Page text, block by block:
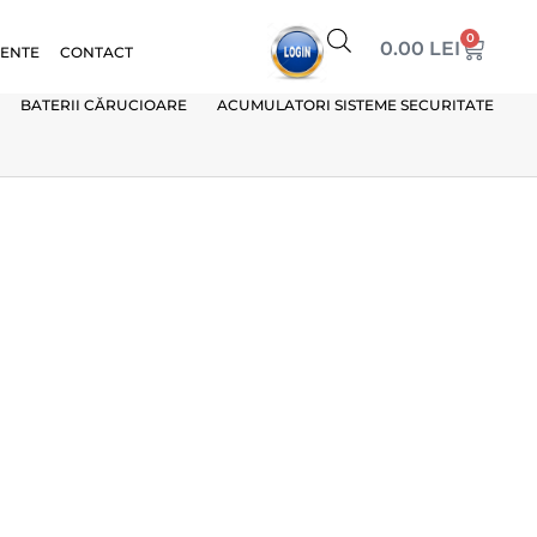
CONTACT 0.00 LEI 0
BATERII CĂRUCIOARE
ACUMULATORI SISTEME SECURITATE